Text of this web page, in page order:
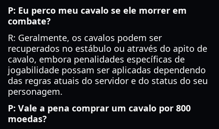
P: Eu perco meu cavalo se ele morrer em
combate?
R: Geralmente, os cavalos podem ser
recuperados no estábulo ou através do apito de
cavalo, embora penalidades específicas de
jogabilidade possam ser aplicadas dependendo
das regras atuais do servidor e do status do seu
personagem.
P: Vale a pena comprar um cavalo por 800
moedas?